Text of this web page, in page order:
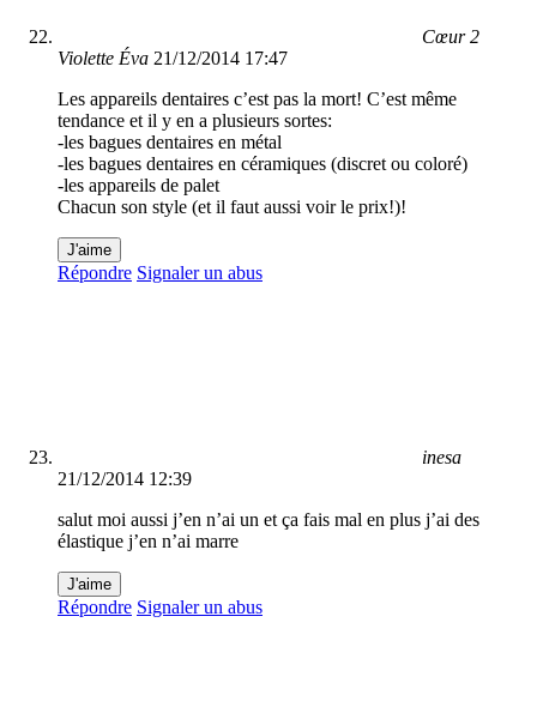
Cœur 2
Violette Éva 21/12/2014 17:47
Les appareils dentaires c’est pas la mort! C’est même
tendance et il y en a plusieurs sortes:
-les bagues dentaires en métal
-les bagues dentaires en céramiques (discret ou coloré)
-les appareils de palet
Chacun son style (et il faut aussi voir le prix!)!
J'aime
Répondre Signaler un abus
inesa
21/12/2014 12:39
salut moi aussi j’en n’ai un et ça fais mal en plus j’ai des
élastique j’en n’ai marre
J'aime
Répondre Signaler un abus